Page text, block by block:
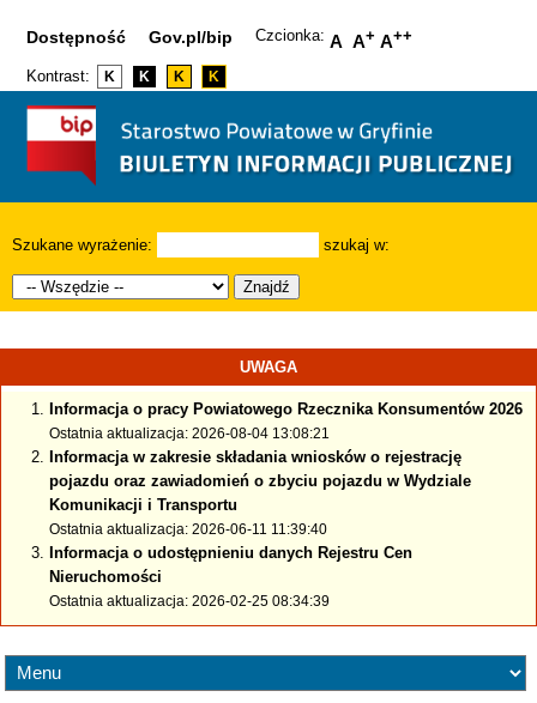
Dostępność Gov.pl/bip Czcionka: A A+ A++
Kontrast: K K K K
Szukane wyrażenie: szukaj w:
Znajdź
UWAGA
Informacja o pracy Powiatowego Rzecznika Konsumentów 2026
Ostatnia aktualizacja: 2026-08-04 13:08:21
Informacja w zakresie składania wniosków o rejestrację
pojazdu oraz zawiadomień o zbyciu pojazdu w Wydziale
Komunikacji i Transportu
Ostatnia aktualizacja: 2026-06-11 11:39:40
Informacja o udostępnieniu danych Rejestru Cen
Nieruchomości
Ostatnia aktualizacja: 2026-02-25 08:34:39